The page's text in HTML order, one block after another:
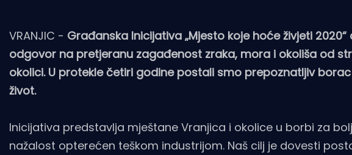
VRANJIC - Građanska Inicijativa „Mjesto koje hoće živjeti
odgovor na pretjeranu zagađenost zraka, mora i okoliša od
okolici. U protekle četiri godine postali smo prepoznatljiv
život.
Inicijativa predstavlja mještane Vranjica i okolice u borbi za
nažalost opterećen teškom industrijom. Naš cilj je dovesti